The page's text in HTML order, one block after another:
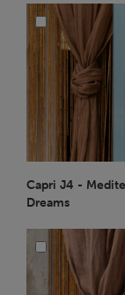
Capri J4 -
Dreams